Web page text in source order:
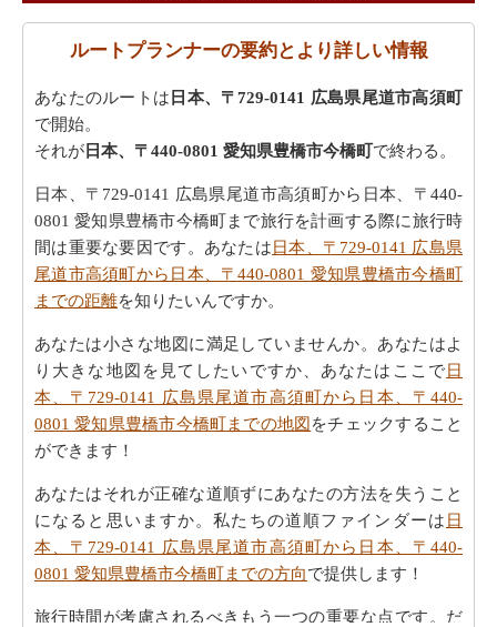
ルートプランナーの要約とより詳しい情報
あなたのルートは 日本、〒729-0141 広島県尾道市高須町
で開始。
それが 日本、〒440-0801 愛知県豊橋市今橋町で終わる。
日本、〒729-0141 広島県尾道市高須町から日本、〒440-
0801 愛知県豊橋市今橋町まで旅行を計画する際に旅行時
間は重要な要因です。あなたは日本、〒729-0141 広島県
尾道市高須町から日本、〒440-0801 愛知県豊橋市今橋町
までの距離を知りたいんですか。
あなたは小さな地図に満足していませんか。あなたはよ
り大きな地図を見てしたいですか、あなたはここで日
本、〒729-0141 広島県尾道市高須町から日本、〒440-
0801 愛知県豊橋市今橋町までの地図をチェックすること
ができます！
あなたはそれが正確な道順ずにあなたの方法を失うこと
になると思いますか。私たちの道順ファインダーは 日
本、〒729-0141 広島県尾道市高須町から日本、〒440-
0801 愛知県豊橋市今橋町までの方向で提供します！
旅行時間が考慮されるべきもう一つの重要な点です。だ